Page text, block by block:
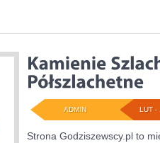
LUT -
ADMIN
Strona Godziszewscy.pl to